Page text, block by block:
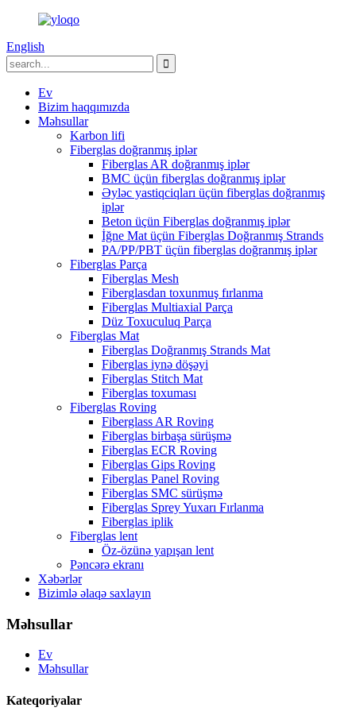
English
Ev
Bizim haqqımızda
Məhsullar
Karbon lifi
Fiberglas doğranmış iplər
Fiberglas AR doğranmış iplər
BMC üçün fiberglas doğranmış iplər
Əyləc yastiqciqları üçün fiberglas doğranmış
iplər
Beton üçün Fiberglas doğranmış iplər
İğne Mat üçün Fiberglas Doğranmış Strands
PA/PP/PBT üçün fiberglas doğranmış iplər
Fiberglas Parça
Fiberglas Mesh
Fiberglasdan toxunmuş fırlanma
Fiberglas Multiaxial Parça
Düz Toxuculuq Parça
Fiberglas Mat
Fiberglas Doğranmış Strands Mat
Fiberglas iynə döşəyi
Fiberglas Stitch Mat
Fiberglas toxuması
Fiberglas Roving
Fiberglass AR Roving
Fiberglas birbaşa sürüşmə
Fiberglas ECR Roving
Fiberglas Gips Roving
Fiberglas Panel Roving
Fiberglas SMC sürüşmə
Fiberglas Sprey Yuxarı Fırlanma
Fiberglas iplik
Fiberglas lent
Öz-özünə yapışan lent
Pəncərə ekranı
Xəbərlər
Bizimlə əlaqə saxlayın
Məhsullar
Ev
Məhsullar
Kateqoriyalar